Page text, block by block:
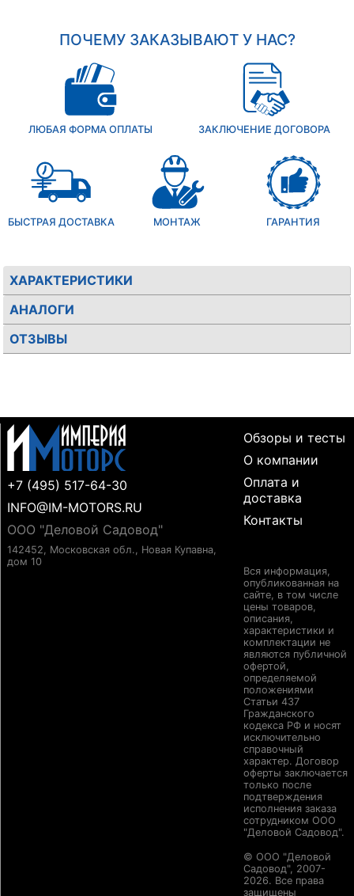
ПОЧЕМУ ЗАКАЗЫВАЮТ У НАС?
ЛЮБАЯ ФОРМА ОПЛАТЫ ЗАКЛЮЧЕНИЕ ДОГОВОРА
БЫСТРАЯ ДОСТАВКА МОНТАЖ ГАРАНТИЯ
ХАРАКТЕРИСТИКИ
АНАЛОГИ
ОТЗЫВЫ
+7 (495) 517-64-30
INFO@IM-MOTORS.RU
ООО "Деловой Садовод"
142452, Московская обл., Новая Купавна,
дом 10
Обзоры и тесты
О компании
Оплата и
доставка
Контакты
Вся информация,
опубликованная на
сайте, в том числе
цены товаров,
описания,
характеристики и
комплектации не
являются публичной
офертой,
определяемой
положениями
Статьи 437
Гражданского
кодекса РФ и носят
исключительно
справочный
характер. Договор
оферты заключается
только после
подтверждения
исполнения заказа
сотрудником ООО
"Деловой Садовод".
© ООО "Деловой
Садовод", 2007-
2026. Все права
защищены